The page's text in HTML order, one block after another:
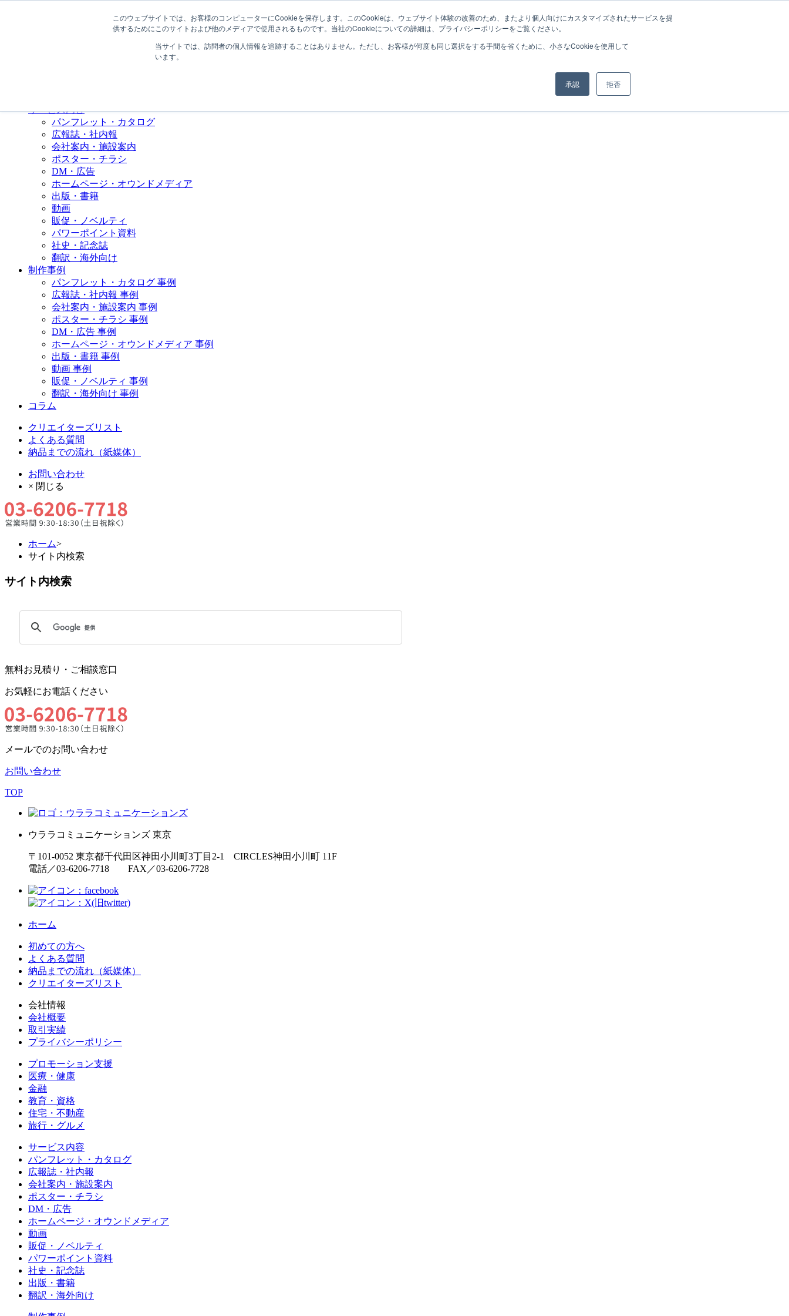
このウェブサイトでは、お客様のコンピューターにCookieを保存します。このCookieは、ウェブサイト体験の改善のため、またより個人向けにカスタマイズされたサービスを提
供するためにこのサイトおよび他のメディアで使用されるものです。当社のCookieについての詳細は、プライバシーポリシーをご覧ください。
当サイトでは、訪問者の個人情報を追跡することはありません。ただし、お客様が何度も同じ選択をする手間を省くために、小さなCookieを使用して
います。
承認 拒否
サービス内容
パンフレット・カタログ
広報誌・社内報
会社案内・施設案内
ポスター・チラシ
DM・広告
ホームページ・オウンドメディア
出版・書籍
動画
販促・ノベルティ
パワーポイント資料
社史・記念誌
翻訳・海外向け
制作事例
パンフレット・カタログ 事例
広報誌・社内報 事例
会社案内・施設案内 事例
ポスター・チラシ 事例
DM・広告 事例
ホームページ・オウンドメディア 事例
出版・書籍 事例
動画 事例
販促・ノベルティ 事例
翻訳・海外向け 事例
コラム
クリエイターズリスト
よくある質問
納品までの流れ（紙媒体）
お問い合わせ
× 閉じる
ホーム>
サイト内検索
サイト内検索
無料お見積り・ご相談窓口
お気軽にお電話ください
メールでのお問い合わせ
お問い合わせ
TOP
ウララコミュニケーションズ 東京
〒101-0052 東京都千代田区神田小川町3丁目2-1 CIRCLES神田小川町 11F
電話／03-6206-7718 FAX／03-6206-7728
ホーム
初めての方へ
よくある質問
納品までの流れ（紙媒体）
クリエイターズリスト
会社情報
会社概要
取引実績
プライバシーポリシー
プロモーション支援
医療・健康
金融
教育・資格
住宅・不動産
旅行・グルメ
サービス内容
パンフレット・カタログ
広報誌・社内報
会社案内・施設案内
ポスター・チラシ
DM・広告
ホームページ・オウンドメディア
動画
販促・ノベルティ
パワーポイント資料
社史・記念誌
出版・書籍
翻訳・海外向け